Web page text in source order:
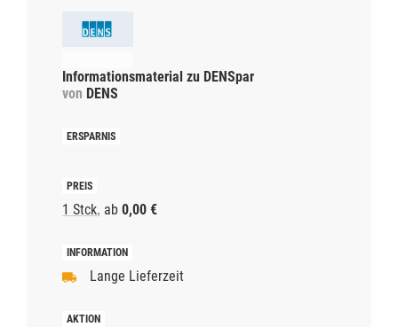
Informationsmaterial zu DENSpar
von DENS
1 Stck. ab 0,00 €
Lange Lieferzeit